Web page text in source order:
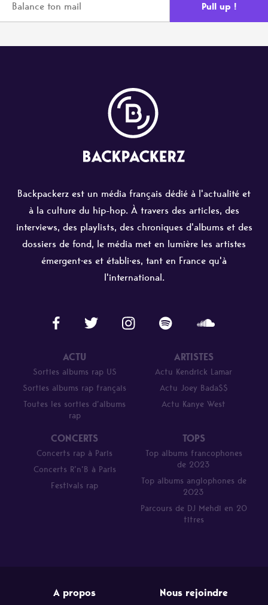
Backpackerz est un média français dédié à l'actualité et
à la culture du hip-hop. À travers des articles, des
interviews, des playlists, des chroniques d'albums et des
dossiers de fond, le média met en lumière les artistes
émergent·es et établi·es, tant en France qu'à
l'international.
ACTU
Sorties albums rap US
Sorties albums rap français
Toutes les sorties d’albums
rap
ARTISTES
Actu Kendrick Lamar
Actu Joey Bada$$
Actu Kanye West
CONCERTS
Concerts rap à Paris
Concerts R’n’B à Paris
Festivals rap
TOPS
Top albums francophones
de 2023
Top albums anglophones de
2023
Parcours de DJ Mehdi en 20
titres
A propos Nous rejoindre